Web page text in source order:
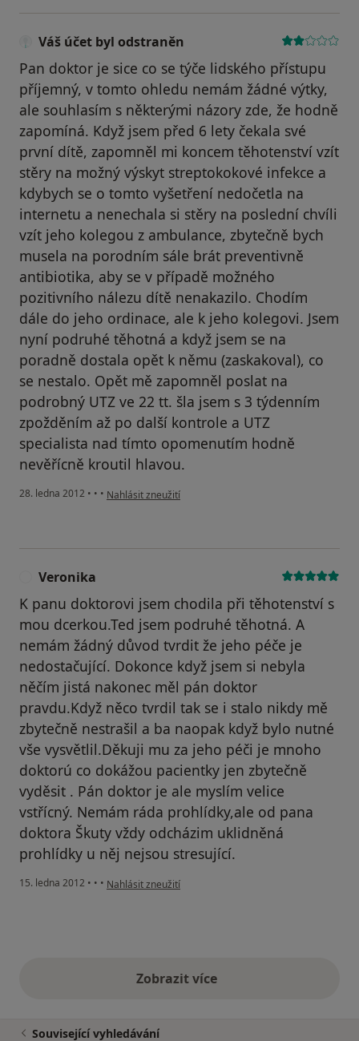
Váš účet byl odstraněn
Pan doktor je sice co se týče lidského přístupu
příjemný, v tomto ohledu nemám žádné výtky,
ale souhlasím s některými názory zde, že hodně
zapomíná. Když jsem před 6 lety čekala své
první dítě, zapomněl mi koncem těhotenství vzít
stěry na možný výskyt streptokokové infekce a
kdybych se o tomto vyšetření nedočetla na
internetu a nenechala si stěry na poslední chvíli
vzít jeho kolegou z ambulance, zbytečně bych
musela na porodním sále brát preventivně
antibiotika, aby se v případě možného
pozitivního nálezu dítě nenakazilo. Chodím
dále do jeho ordinace, ale k jeho kolegovi. Jsem
nyní podruhé těhotná a když jsem se na
poradně dostala opět k němu (zaskakoval), co
se nestalo. Opět mě zapomněl poslat na
podrobný UTZ ve 22 tt. šla jsem s 3 týdenním
zpožděním až po další kontrole a UTZ
specialista nad tímto opomenutím hodně
nevěřícně kroutil hlavou.
28. ledna 2012 • • • podle názoru uživatele Váš účet byl odstraněn
Nahlásit zneužití
Veronika
K panu doktorovi jsem chodila při těhotenství s
mou dcerkou.Ted jsem podruhé těhotná. A
nemám žádný důvod tvrdit že jeho péče je
nedostačující. Dokonce když jsem si nebyla
něčím jistá nakonec měl pán doktor
pravdu.Když něco tvrdil tak se i stalo nikdy mě
zbytečně nestrašil a ba naopak když bylo nutné
vše vysvětlil.Děkuji mu za jeho péči je mnoho
doktorú co dokážou pacientky jen zbytečně
vyděsit . Pán doktor je ale myslím velice
vstřícný. Nemám ráda prohlídky,ale od pana
doktora Škuty vždy odcházim uklidněná
prohlídky u něj nejsou stresující.
15. ledna 2012 • • • podle názoru uživatele Veronika
Nahlásit zneužití
Zobrazit vícevýše uvedené názory
Související vyhledávání